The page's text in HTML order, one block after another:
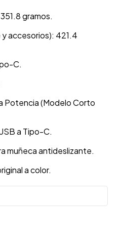
gramos.
accesorios): 421.4
C.
Potencia (Modelo Corto
a Tipo-C.
muñeca antideslizante.
a color.